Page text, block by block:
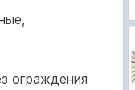
ограждения